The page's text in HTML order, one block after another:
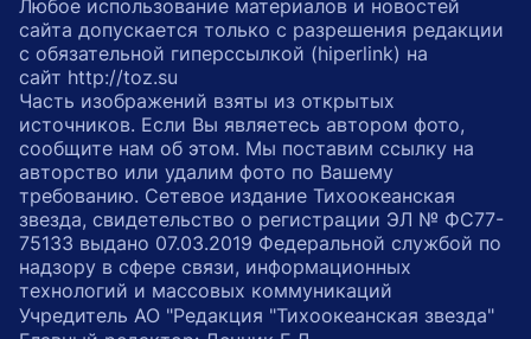
Любое использование материалов и новостей
сайта допускается только с разрешения редакции
с обязательной гиперссылкой (hiperlink) на
сайт http://toz.su
Часть изображений взяты из открытых
источников. Если Вы являетесь автором фото,
сообщите нам об этом. Мы поставим ссылку на
авторство или удалим фото по Вашему
требованию. Сетевое издание Тихоокеанская
звезда, свидетельство о регистрации ЭЛ № ФС77-
75133 выдано 07.03.2019 Федеральной службой по
надзору в сфере связи, информационных
технологий и массовых коммуникаций
Учредитель АО "Редакция "Тихоокеанская звезда"